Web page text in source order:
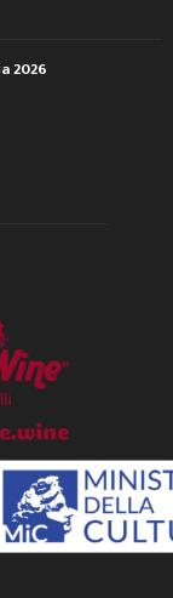
2026